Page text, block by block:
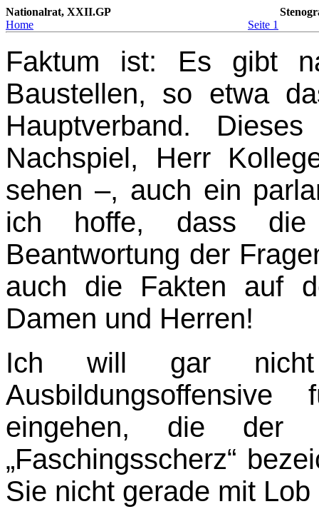
Nationalrat, XXII.GP
Home
Seite 1
Faktum ist: Es gibt
Baustellen, so etwa
Hauptverband.
Nachspiel, Herr
sehen –, auch ein
ich hoffe, dass
Beantwortung der
auch die Fakten auf
Damen und Herren!
Ich will gar nicht
Ausbildungsoffensive
eingehen, die der
„Faschingsscherz“
Sie nicht gerade mit